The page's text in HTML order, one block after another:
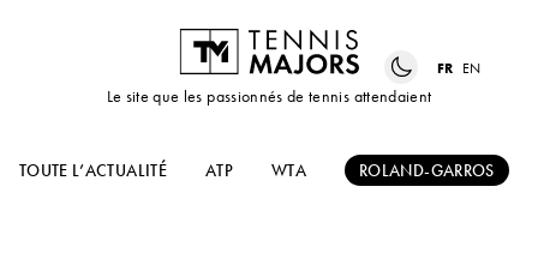
Le site que les passionnés de tennis attendaient
FR EN
TOUTE L’ACTUALITÉ ATP WTA ROLAND-GARROS